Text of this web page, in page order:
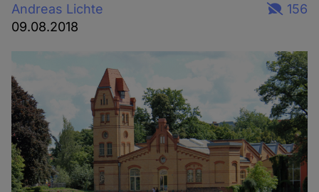
Andreas Lichte
09.08.2018
156